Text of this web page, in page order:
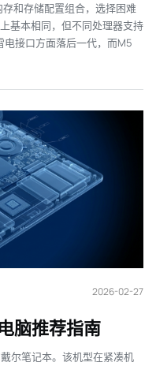
和存储配置组合，选择困难
基本相同，但不同处理器支持
接口方面落后一代，而M5
2026-02-27
脑推荐指南
尔笔记本。该机型在紧凑机